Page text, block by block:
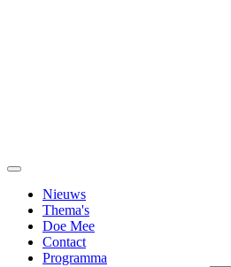
Nieuws
Thema's
Doe Mee
Contact
Programma